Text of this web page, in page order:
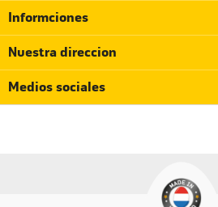
Informciones
Nuestra direccion
Medios sociales